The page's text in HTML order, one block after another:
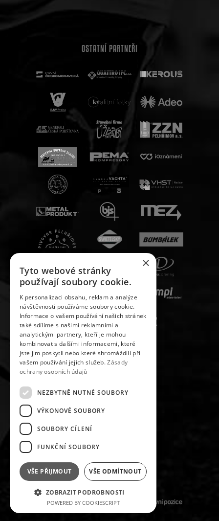
OSTATNÍ PARTNEŘI
SLEDUJ NÁS NA
#FKMARATONPELHRIMOV
DESIGNOVÁNO A KÓDOVÁNO S RESPEKTEM
×
Tyto webové stránky
používají soubory cookie.
K personalizaci obsahu, reklam a analýze
návštěvnosti používáme soubory cookie.
Informace o vašem používání našich stránek
také sdílíme s našimi reklamními a
analytickými partnery, kteří je mohou
kombinovat s dalšími informacemi, které
jste jim poskytli nebo které shromáždili při
vašem používání jejich služeb.Zásady
ochrany osobních údajů
NEZBYTNĚ NUTNÉ SOUBORY
VÝKONOVÉ SOUBORY
SOUBORY CÍLENÍ
FUNKČNÍ SOUBORY
VŠE PŘIJMOUT VŠE ODMÍTNOUT
ZOBRAZIT PODROBNOSTI
POWERED BY COOKIESCRIPT